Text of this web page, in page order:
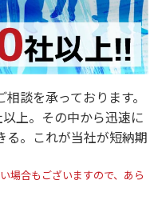
談を承っております。
上。その中から迅速に
る。これが当社が短納期
場合もございますので、あら